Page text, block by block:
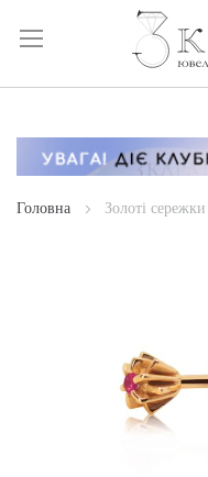
Skip
Content
Головна Золоті